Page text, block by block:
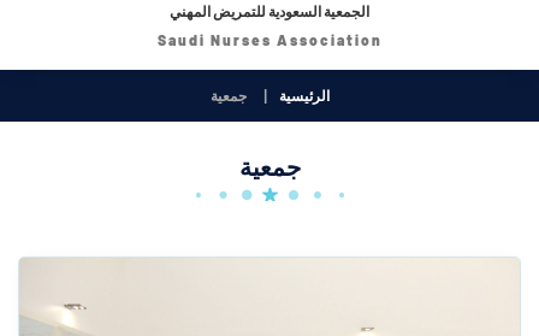
الجمعية السعودية للتمريض المهني
Saudi Nurses Association
الرئيسية جمعية
جمعية